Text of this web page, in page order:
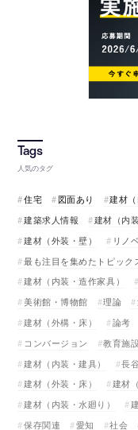
人気のタグ
住宅 図面あり 建材（
建築求人情報
建材（内
建材（外装・壁）
リノ
最も注目を集めたトピック
建材（内装・造作家具）
美術館・博物館
理論
建材（外構・床）
論考
コンバージョン
教育施
建材（内装・建具）
長
建材（外装・床）
建材
建材（内装・水廻り）
保存関連
愛知 社会